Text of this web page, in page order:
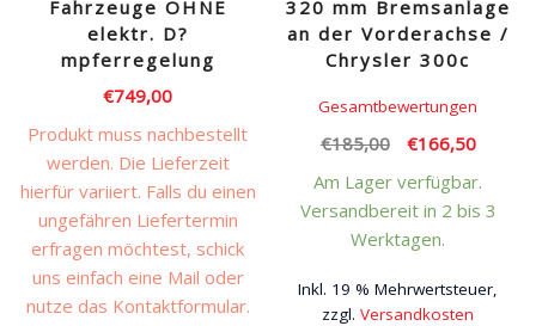
Fahrzeuge OHNE
elektr. D?
mpferregelung
€749,00
Produkt muss nachbestellt
werden. Die Lieferzeit
hierfür variiert. Falls du einen
ungefähren Liefertermin
erfragen möchtest, schick
uns einfach eine Mail oder
nutze das Kontaktformular.
320 mm Bremsanlage
an der Vorderachse /
Chrysler 300c
Gesamtbewertungen
€185,00
Ursprünglicher
Preis
war:
€166,50
ist:
Am Lager verfügbar.
Versandbereit in 2 bis 3
Werktagen.
Inkl. 19 % Mehrwertsteuer,
zzgl.Versandkosten